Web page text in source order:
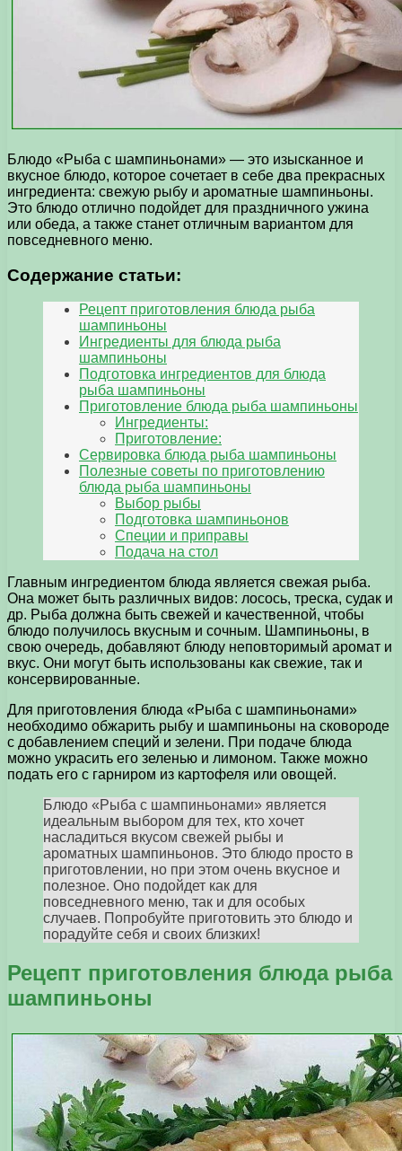
Блюдо «Рыба с шампиньонами» — это изысканное и
вкусное блюдо, которое сочетает в себе два прекрасных
ингредиента: свежую рыбу и ароматные шампиньоны.
Это блюдо отлично подойдет для праздничного ужина
или обеда, а также станет отличным вариантом для
повседневного меню.
Содержание статьи:
Рецепт приготовления блюда рыба
шампиньоны
Ингредиенты для блюда рыба
шампиньоны
Подготовка ингредиентов для блюда
рыба шампиньоны
Приготовление блюда рыба шампиньоны
Ингредиенты:
Приготовление:
Сервировка блюда рыба шампиньоны
Полезные советы по приготовлению
блюда рыба шампиньоны
Выбор рыбы
Подготовка шампиньонов
Специи и приправы
Подача на стол
Главным ингредиентом блюда является свежая рыба.
Она может быть различных видов: лосось, треска, судак и
др. Рыба должна быть свежей и качественной, чтобы
блюдо получилось вкусным и сочным. Шампиньоны, в
свою очередь, добавляют блюду неповторимый аромат и
вкус. Они могут быть использованы как свежие, так и
консервированные.
Для приготовления блюда «Рыба с шампиньонами»
необходимо обжарить рыбу и шампиньоны на сковороде
с добавлением специй и зелени. При подаче блюда
можно украсить его зеленью и лимоном. Также можно
подать его с гарниром из картофеля или овощей.
Блюдо «Рыба с шампиньонами» является
идеальным выбором для тех, кто хочет
насладиться вкусом свежей рыбы и
ароматных шампиньонов. Это блюдо просто в
приготовлении, но при этом очень вкусное и
полезное. Оно подойдет как для
повседневного меню, так и для особых
случаев. Попробуйте приготовить это блюдо и
порадуйте себя и своих близких!
Рецепт приготовления блюда рыба
шампиньоны